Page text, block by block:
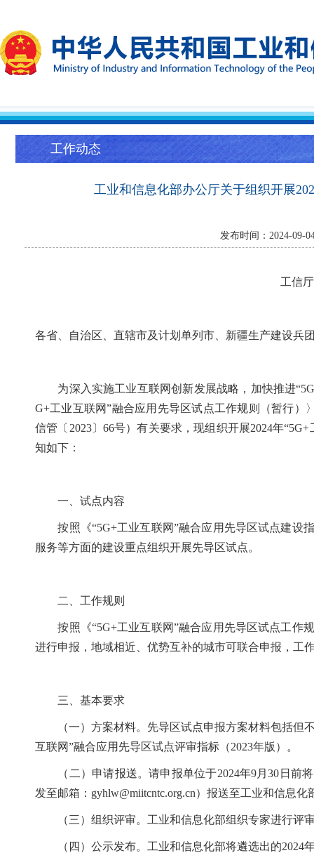
工作动态
工业和信息化部办公厅关于组织开展
发布时间：2024-
工信
各省、自治区、直辖市及计划单列市、新疆生产建设兵
为深入实施工业互联网创新发展战略，加快推进
G+工业互联网”融合应用先导区试点工作规则（暂行）
信管〔2023〕66号）有关要求，现组织开展2024年
知如下：
一、试点内容
按照《“5G+工业互联网”融合应用先导区试点建设
服务等方面的建设重点组织开展先导区试点。
二、工作规则
按照《“5G+工业互联网”融合应用先导区试点工作
进行申报，地域相近、优势互补的城市可联合申报，工
三、基本要求
（一）方案材料。先导区试点申报方案材料包括但不
互联网”融合应用先导区试点评审指标（2023年版）。
（二）申请报送。请申报单位于2024年9月30日前
发至邮箱：gyhlw@miitcntc.org.cn）报送至工业和信息
（三）组织评审。工业和信息化部组织专家进行评
（四）公示发布。工业和信息化部将遴选出的2024